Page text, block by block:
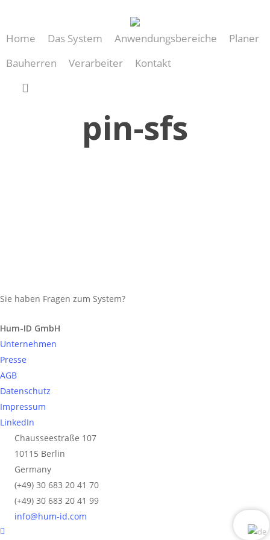
main
Home Das System Anwendungsbereiche
Planer
Bauherren
Verarbeiter Kontakt
pin-sfs
Sie haben Fragen zum System?
Hum-ID GmbH
Unternehmen
Presse
AGB
Datenschutz
Impressum
LinkedIn
Chausseestraße 107
10115 Berlin
Germany
(+49) 30 683 20 41 70
(+49) 30 683 20 41 99
info@hum-id.com